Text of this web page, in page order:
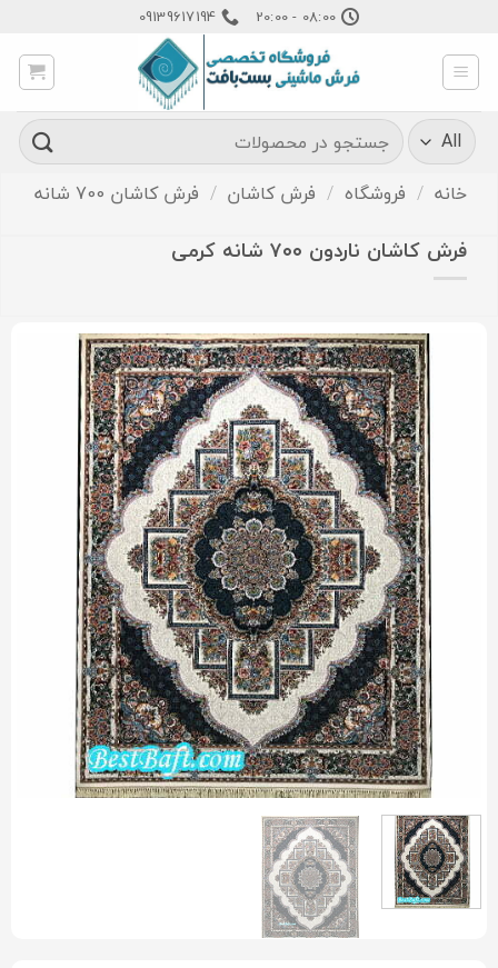
content
08:00 - 20:00
09139617194
جستجو
برای:
خانه / فروشگاه / فرش کاشان / فرش کاشان 700 شانه
فرش کاشان ناردون ۷۰۰ شانه کرمی